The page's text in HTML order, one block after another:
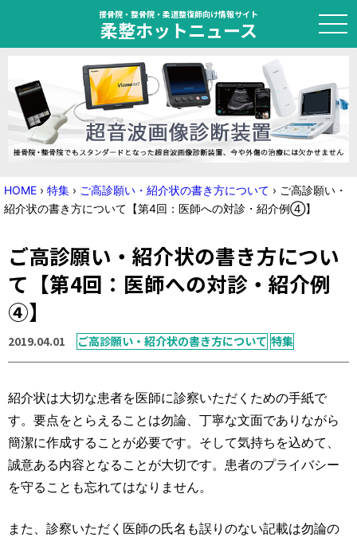
接骨院・整骨院・柔道整復師向け情報サイト
柔整ホットニュース
HOME
トピック
ニュース
国家試験対策
学会・セミナー情報
運営元 お問い合わせ
HOME › 特集 › ご高診願い・紹介状の書き方について › ご高診願い・
紹介状の書き方について【第4回：医師への対診・紹介例④】
ご高診願い・紹介状の書き方につい
て【第4回：医師への対診・紹介例
④】
2019.04.01 ご高診願い・紹介状の書き方について 特集
紹介状は大切な患者を医師に診察いただくための手紙で
す。要点をとらえることは勿論、丁寧な文面でありながら
簡潔に作成することが必要です。そして気持ちを込めて、
誠意ある内容となることが大切です。患者のプライバシー
を守ることも忘れてはなりません。
また、診察いただく医師の氏名も誤りのない記載は勿論の